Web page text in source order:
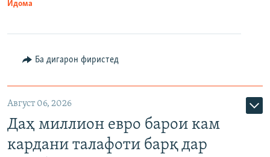
Идома
Ба дигарон фиристед
Август 06, 2026
Даҳ миллион евро барои кам
кардани талафоти барқ дар